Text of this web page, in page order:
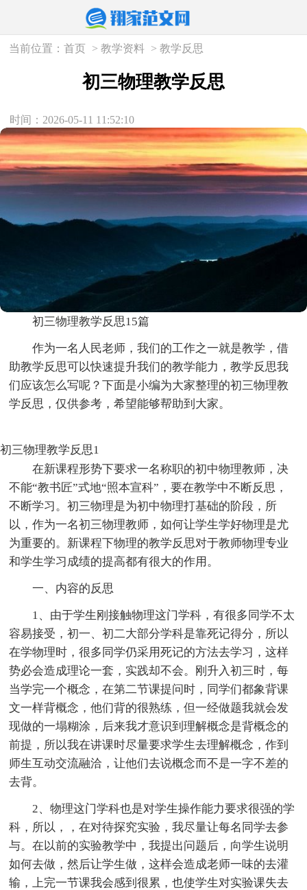
当前位置：首页 >教学资料 >教学反思
初三物理教学反思
时间：2026-05-11 11:52:10
初三物理教学反思15篇
作为一名人民老师，我们的工作之一就是教学，借
助教学反思可以快速提升我们的教学能力，教学反思我
们应该怎么写呢？下面是小编为大家整理的初三物理教
学反思，仅供参考，希望能够帮助到大家。
初三物理教学反思1
在新课程形势下要求一名称职的初中物理教师，决
不能“教书匠”式地“照本宣科”，要在教学中不断反思，
不断学习。初三物理是为初中物理打基础的阶段，所
以，作为一名初三物理教师，如何让学生学好物理是尤
为重要的。新课程下物理的教学反思对于教师物理专业
和学生学习成绩的提高都有很大的作用。
一、内容的反思
1、由于学生刚接触物理这门学科，有很多同学不太
容易接受，初一、初二大部分学科是靠死记得分，所以
在学物理时，很多同学仍采用死记的方法去学习，这样
势必会造成理论一套，实践却不会。刚升入初三时，每
当学完一个概念，在第二节课提问时，同学们都象背课
文一样背概念，他们背的很熟练，但一经做题我就会发
现做的一塌糊涂，后来我才意识到理解概念是背概念的
前提，所以我在讲课时尽量要求学生去理解概念，作到
师生互动交流融洽，让他们去说概念而不是一字不差的
去背。
2、物理这门学科也是对学生操作能力要求很强的学
科，所以，，在对待探究实验，我尽量让每名同学去参
与。在以前的实验教学中，我提出问题后，向学生说明
如何去做，然后让学生做，这样会造成老师一味的去灌
输，上完一节课我会感到很累，也使学生对实验课失去